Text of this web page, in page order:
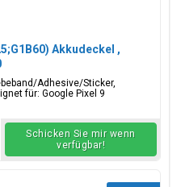
Akkudeckel ,
Adhesive/Sticker,
für: Google Pixel 9
Schicken Sie mir wenn
verfügbar!